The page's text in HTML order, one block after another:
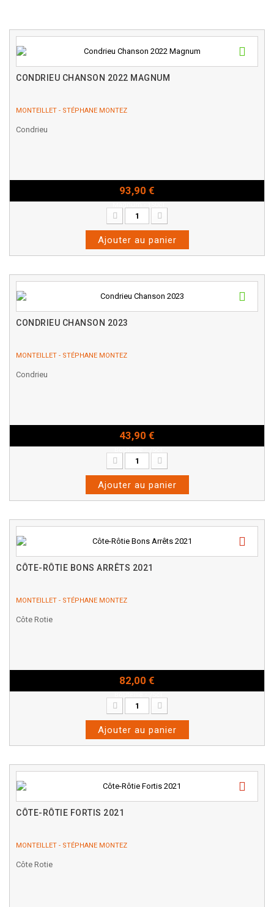
CONDRIEU CHANSON 2022 MAGNUM
MONTEILLET - STÉPHANE MONTEZ
Condrieu
93,90 €
Ajouter au panier
CONDRIEU CHANSON 2023
MONTEILLET - STÉPHANE MONTEZ
Condrieu
43,90 €
Ajouter au panier
CÔTE-RÔTIE BONS ARRÊTS 2021
MONTEILLET - STÉPHANE MONTEZ
Côte Rotie
82,00 €
Ajouter au panier
CÔTE-RÔTIE FORTIS 2021
MONTEILLET - STÉPHANE MONTEZ
Côte Rotie